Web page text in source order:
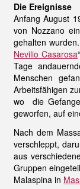
Die Ereignisse
Anfang August
von Nozzano
gehalten
Nevilio Casarosa
Tage
Menschen
Arbeitsfähigen
wo die
geworfen, auf
Nach dem
verschleppt,
aus
Gruppen
Malaspina in